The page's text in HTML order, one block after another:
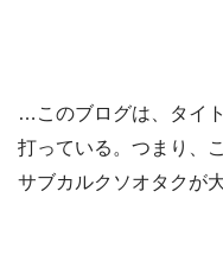
…このブログは、タイ
打っている。つまり、
サブカルクソオタクが